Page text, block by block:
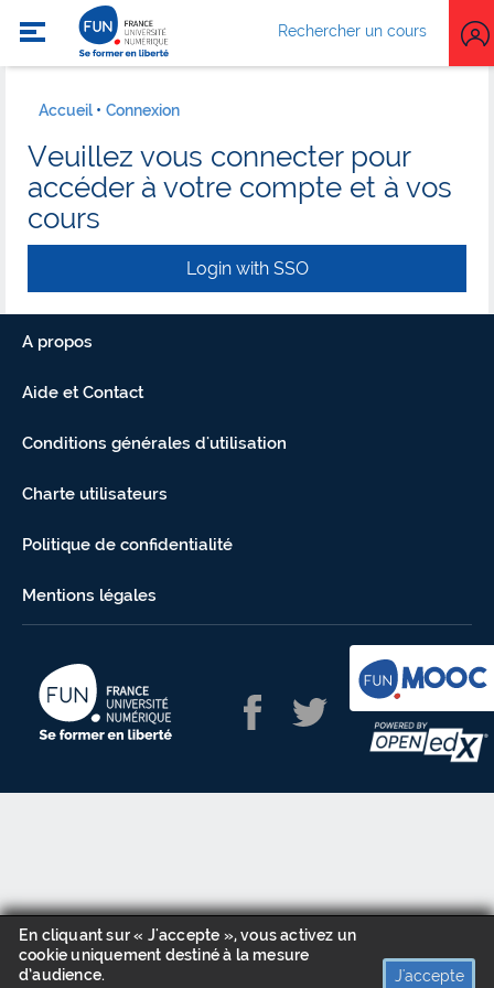
Rechercher un cours
En cliquant sur « J'accepte », vous activez un
cookie uniquement destiné à la mesure
d’audience.
J'accepte
Accueil Connexion
Veuillez vous connecter pour
accéder à votre compte et à vos
cours
Login with SSO
A propos
Aide et Contact
Conditions générales d'utilisation
Charte utilisateurs
Politique de confidentialité
Mentions légales